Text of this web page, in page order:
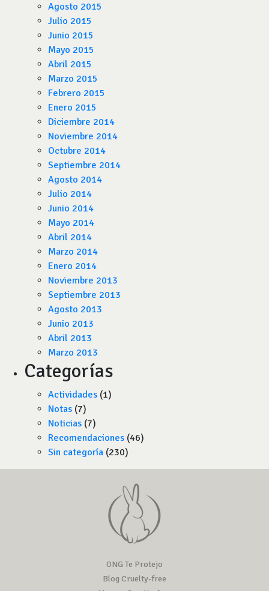
Agosto 2015
Julio 2015
Junio 2015
Mayo 2015
Abril 2015
Marzo 2015
Febrero 2015
Enero 2015
Diciembre 2014
Noviembre 2014
Octubre 2014
Septiembre 2014
Agosto 2014
Julio 2014
Junio 2014
Mayo 2014
Abril 2014
Marzo 2014
Enero 2014
Noviembre 2013
Septiembre 2013
Agosto 2013
Junio 2013
Abril 2013
Marzo 2013
Categorías
Actividades (1)
Notas (7)
Noticias (7)
Recomendaciones (46)
Sin categoría (230)
ONG Te Protejo
Blog Cruelty-free